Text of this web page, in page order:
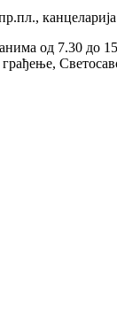
од 7.30 до